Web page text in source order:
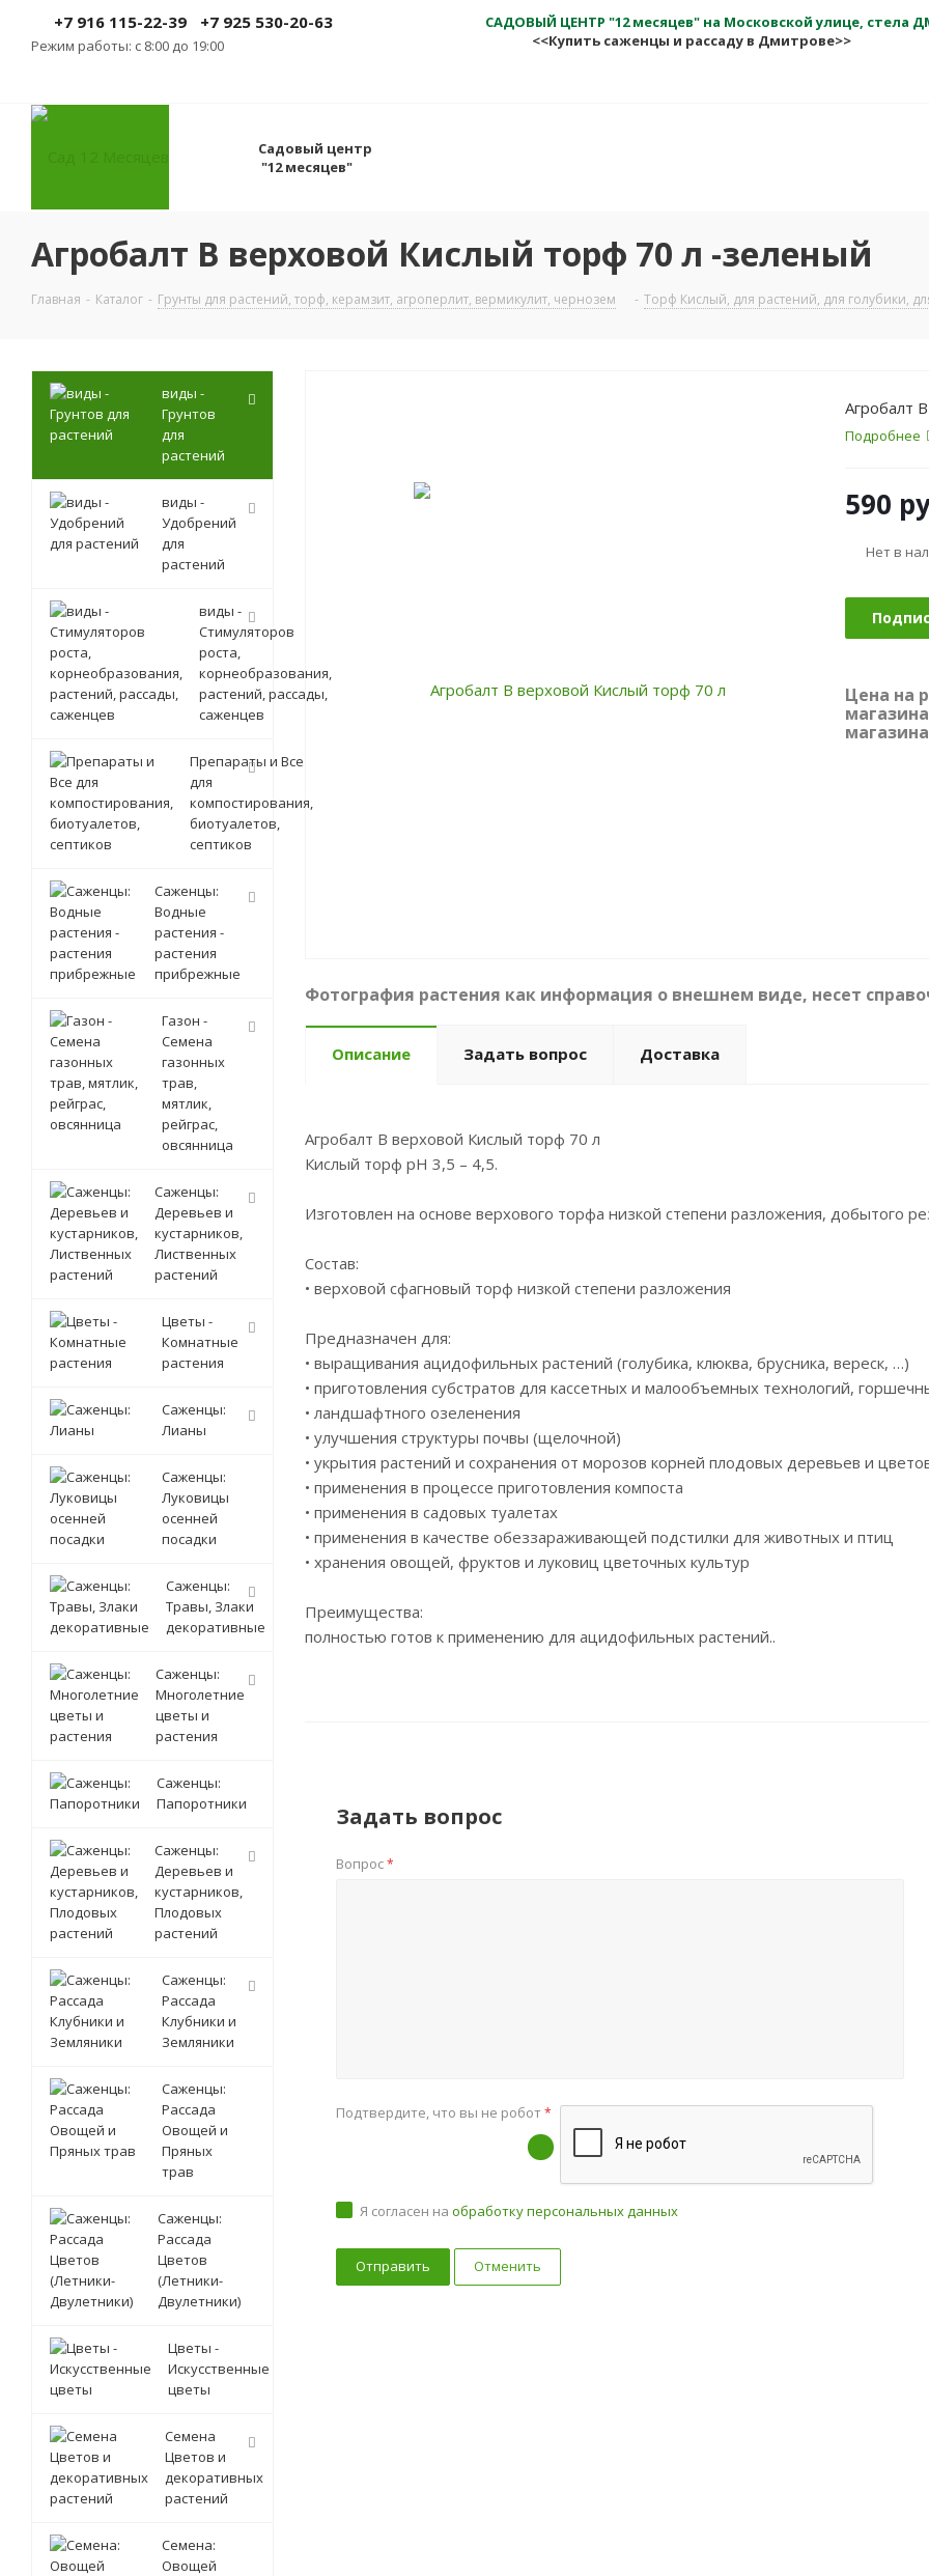
+7 916 115-22-39 +7 925 530-20-63
Режим работы: с 8:00 до 19:00
САДОВЫЙ ЦЕНТР "12 месяцев" на Московской улице, стела
<<Купить саженцы и рассаду в Дмитрове>>
Садовый центр
"12 месяцев"
Агробалт В верховой Кислый торф 70 л -зеленый
Главная - Каталог - Грунты для растений, торф, керамзит, агроперлит, вермикулит, чернозем - Торф Кислый, для растений, для голубики,
Агробалт
Подробнее
590
Нет в
Цена на
Фотография растения как информация о внешнем виде, несет
Описание Задать вопрос Доставка
Агробалт В верховой Кислый торф 70 л
Кислый торф рН 3,5 – 4,5.
Изготовлен на основе верхового торфа низкой степени разложения, добытого
Состав:
• верховой сфагновый торф низкой степени разложения
Предназначен для:
• выращивания ацидофильных растений (голубика, клюква, брусника, вереск, …)
• приготовления субстратов для кассетных и малообъемных технологий,
• ландшафтного озеленения
• улучшения структуры почвы (щелочной)
• укрытия растений и сохранения от морозов корней плодовых деревьев и
• применения в процессе приготовления компоста
• применения в садовых туалетах
• применения в качестве обеззараживающей подстилки для животных и птиц
• хранения овощей, фруктов и луковиц цветочных культур
Преимущества:
полностью готов к применению для ацидофильных растений..
Задать вопрос
Вопрос*
Подтвердите, что вы не робот*
Я согласен на обработку персональных данных
Отменить
виды -
Грунтов
для
растений
виды -
Удобрений
для
растений
виды -
Стимуляторов
роста,
корнеобразования,
растений, рассады,
саженцев
Препараты и Все
для
компостирования,
биотуалетов,
септиков
Саженцы:
Водные
растения -
растения
прибрежные
Газон -
Семена
газонных
трав,
мятлик,
рейграс,
овсянница
Саженцы:
Деревьев и
кустарников,
Лиственных
растений
Цветы -
Комнатные
растения
Саженцы:
Лианы
Саженцы:
Луковицы
осенней
посадки
Саженцы:
Травы, Злаки
декоративные
Саженцы:
Многолетние
цветы и
растения
Саженцы:
Папоротники
Саженцы:
Деревьев и
кустарников,
Плодовых
растений
Саженцы:
Рассада
Клубники и
Земляники
Саженцы:
Рассада
Овощей и
Пряных
трав
Саженцы:
Рассада
Цветов
(Летники-
Двулетники)
Цветы -
Искусственные
цветы
Семена
Цветов и
декоративных
растений
Семена:
Овощей